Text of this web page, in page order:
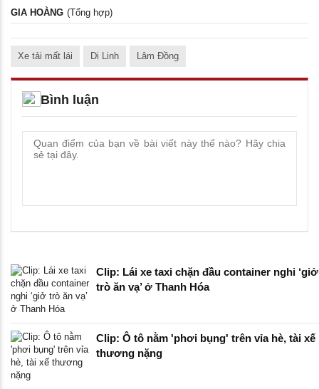
GIA HOÀNG (Tổng hợp)
Xe tải mất lái Di Linh Lâm Đồng
Bình luận
Clip: Lái xe taxi chặn đầu container nghi ‘giở
trò ăn vạ’ ở Thanh Hóa
Clip: Ô tô nằm 'phơi bụng' trên vỉa hè, tài xế
thương nặng